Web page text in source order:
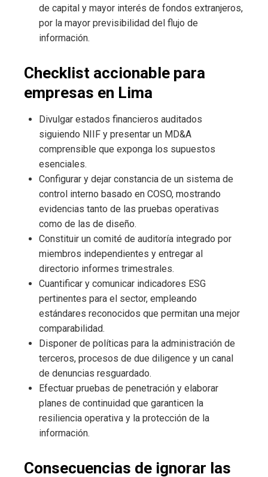
de capital y mayor interés de fondos extranjeros,
por la mayor previsibilidad del flujo de
información.
Checklist accionable para
empresas en Lima
Divulgar estados financieros auditados
siguiendo NIIF y presentar un MD&A
comprensible que exponga los supuestos
esenciales.
Configurar y dejar constancia de un sistema de
control interno basado en COSO, mostrando
evidencias tanto de las pruebas operativas
como de las de diseño.
Constituir un comité de auditoría integrado por
miembros independientes y entregar al
directorio informes trimestrales.
Cuantificar y comunicar indicadores ESG
pertinentes para el sector, empleando
estándares reconocidos que permitan una mejor
comparabilidad.
Disponer de políticas para la administración de
terceros, procesos de due diligence y un canal
de denuncias resguardado.
Efectuar pruebas de penetración y elaborar
planes de continuidad que garanticen la
resiliencia operativa y la protección de la
información.
Consecuencias de ignorar las